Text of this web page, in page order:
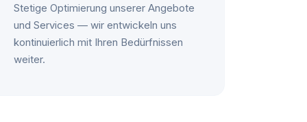
Stetige Optimierung unserer Angebote
und Services — wir entwickeln uns
kontinuierlich mit Ihren Bedürfnissen
weiter.